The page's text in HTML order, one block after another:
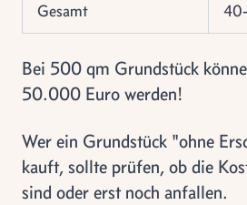
Gesamt
Bei 500 qm Grundstück
50.000 Euro werden!
Wer ein Grundstück "ohne
kauft, sollte prüfen, ob die
sind oder erst noch anfallen.